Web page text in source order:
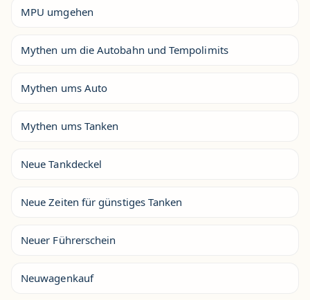
MPU umgehen
Mythen um die Autobahn und Tempolimits
Mythen ums Auto
Mythen ums Tanken
Neue Tankdeckel
Neue Zeiten für günstiges Tanken
Neuer Führerschein
Neuwagenkauf